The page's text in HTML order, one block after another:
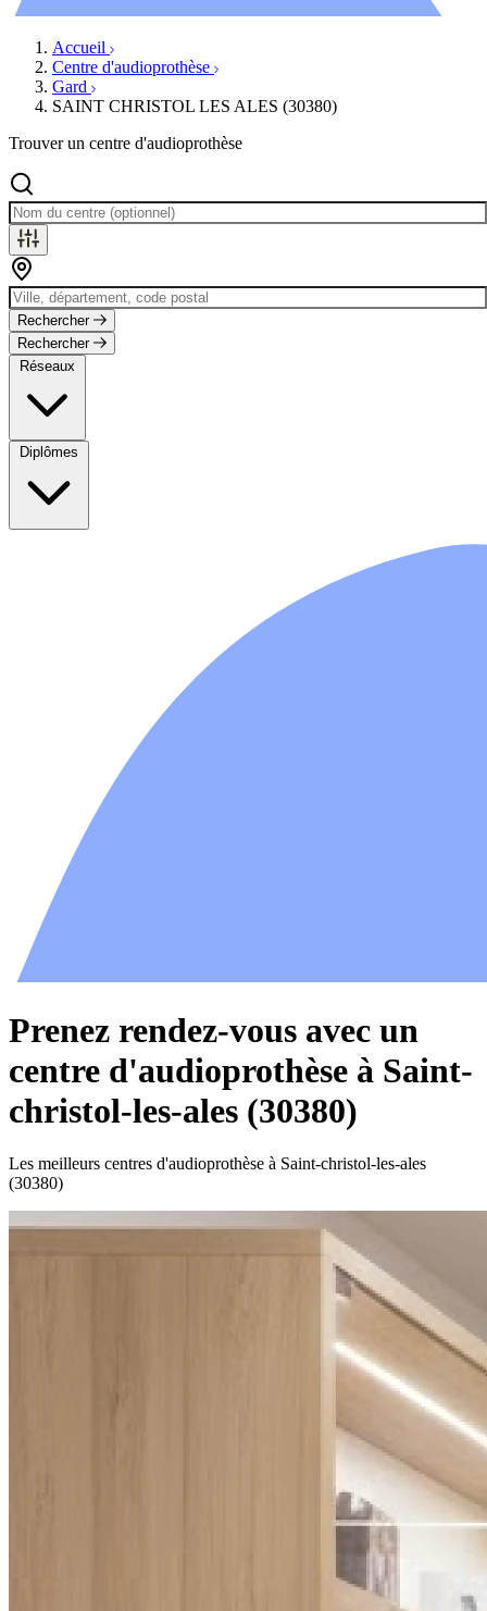
Accueil
Centre d'audioprothèse
Gard
SAINT CHRISTOL LES ALES (30380)
Trouver un centre d'audioprothèse
Rechercher
Rechercher
Réseaux
Diplômes
Prenez rendez-vous avec un
centre d'audioprothèse à Saint-
christol-les-ales (30380)
Les meilleurs centres d'audioprothèse à Saint-christol-les-ales
(30380)